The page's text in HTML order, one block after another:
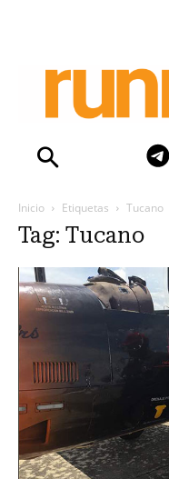
Inicio Etiquetas Tucano
Tag: Tucano